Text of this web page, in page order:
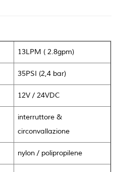
13LPM ( 2.8gpm)
35PSI (2,4 bar)
12V / 24VDC
interruttore &
circonvallazione
nylon / polipropilene